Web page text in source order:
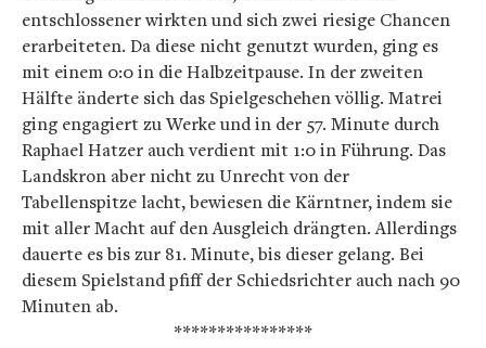
entschlossener wirkten und sich zwei riesige Chancen
erarbeiteten. Da diese nicht genutzt wurden, ging es
mit einem 0:0 in die Halbzeitpause. In der zweiten
Hälfte änderte sich das Spielgeschehen völlig. Matrei
ging engagiert zu Werke und in der 57. Minute durch
Raphael Hatzer auch verdient mit 1:0 in Führung. Das
Landskron aber nicht zu Unrecht von der
Tabellenspitze lacht, bewiesen die Kärntner, indem sie
mit aller Macht auf den Ausgleich drängten. Allerdings
dauerte es bis zur 81. Minute, bis dieser gelang. Bei
diesem Spielstand pfiff der Schiedsrichter auch nach 90
Minuten ab.
****************